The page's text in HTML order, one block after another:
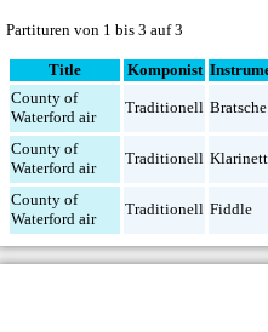
Partituren von 1 bis 3 auf 3
Title Komponist
County of
Waterford air
Traditionell Bratsche
County of
Waterford air
Traditionell
County of
Waterford air
Traditionell Fiddle